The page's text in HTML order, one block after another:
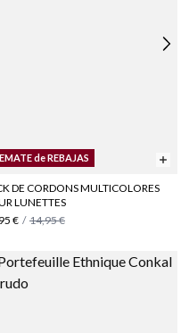
de REBAJAS
DE CORDONS MULTICOLORES
LUNETTES
€ / 14,95 €